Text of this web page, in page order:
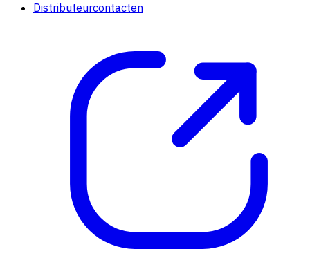
Distributeurcontacten